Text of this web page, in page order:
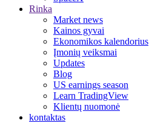
Rinka
Market news
Kainos gyvai
Ekonomikos kalendorius
Įmonių veiksmai
Updates
Blog
US earnings season
Learn TradingView
Klientų nuomonė
kontaktas